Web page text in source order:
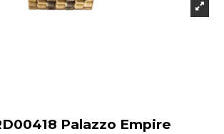
Palazzo Empire